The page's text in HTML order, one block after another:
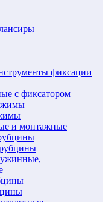
фиксации
с фиксатором
и монтажные